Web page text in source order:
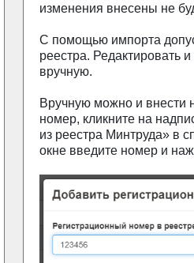
изменения внесены не
С помощью импорта
реестра. Редактировать
вручную.
Вручную можно и внести
номер, кликните на
из реестра Минтруда» в
окне введите номер и